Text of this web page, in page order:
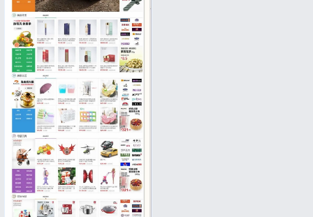
登录
没有账号？立即注册
记住登录
登录